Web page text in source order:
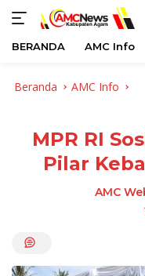
BERANDA AMC Info
Beranda AMC Info
MPR RI
Pilar
AMC